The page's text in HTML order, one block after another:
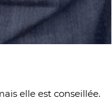
elle est conseillée.